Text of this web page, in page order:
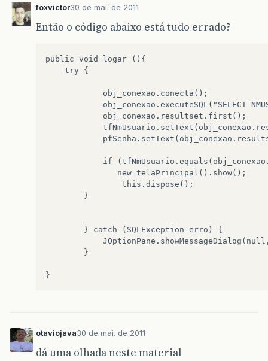
foxvictor30 de mai. de 2011
Então o código abaixo está tudo errado?
public void logar (){
    try {
            obj_conexao.conecta();
obj_conexao.executeSQL("SELECT
            obj_conexao.resultset.first();
if
               new telaPrincipal().show();
                this.dispose();
        }
        } catch (SQLException erro) {
        }
otaviojava30 de mai. de 2011
dá uma olhada neste material